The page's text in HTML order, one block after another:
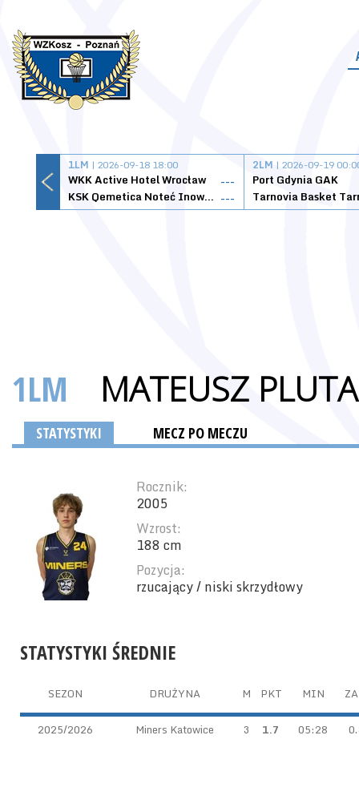
1LM | 2026-09-18 18:00
WKK Active Hotel Wrocław
---
KSK Qemetica Noteć Inowrocław ---
2LM | 2026-09-19
Port Gdynia GAK
1LM MATEUSZ PLUTA
STATYSTYKI MECZ PO MECZU
Rocznik:
2005
Wzrost:
188 cm
Pozycja:
rzucający / niski skrzydłowy
STATYSTYKI ŚREDNIE
SEZON DRUŻYNA M PKT MIN
2025/2026 Miners Katowice 3 1.7 05:28